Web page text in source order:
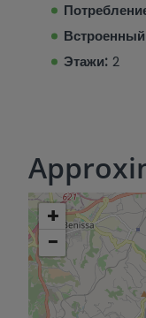
Этажи: 2
+
−